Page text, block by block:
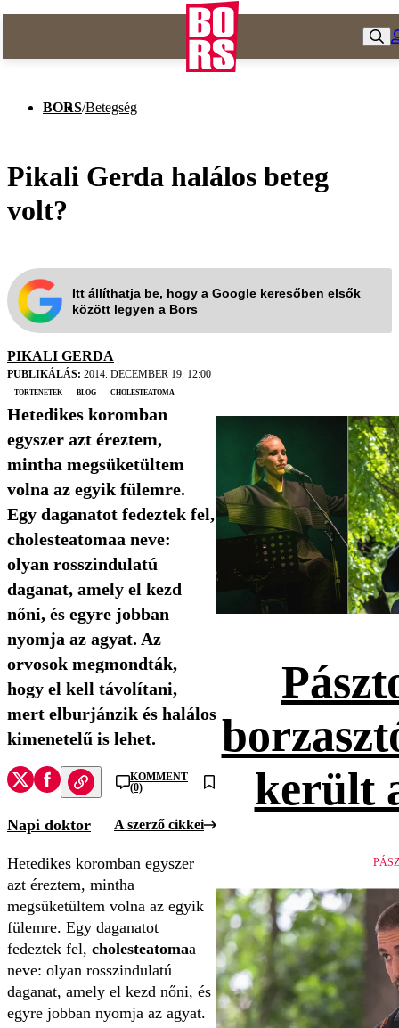
BORS/Betegség
Pikali Gerda halálos beteg
volt?
Itt állíthatja be, hogy a Google keresőben elsők
között legyen a Bors
PIKALI GERDA
PUBLIKÁLÁS: 2014. DECEMBER 19. 12:00
történetek
blog cholesteatoma
Hetedikes koromban
egyszer azt éreztem,
mintha megsüketültem
volna az egyik fülemre.
Egy daganatot fedeztek fel,
cholesteatomaa neve:
olyan rosszindulatú
daganat, amely el kezd
nőni, és egyre jobban
nyomja az agyat. Az
orvosok megmondták,
hogy el kell távolítani,
mert elburjánzik és halálos
kimenetelű is lehet.
KOMMENT
(0)
Napi doktor A szerző cikkei
Hetedikes koromban egyszer
azt éreztem, mintha
megsüketültem volna az egyik
fülemre. Egy daganatot
fedeztek fel, cholesteatomaa
neve: olyan rosszindulatú
daganat, amely el kezd nőni, és
egyre jobban nyomja az agyat.
került